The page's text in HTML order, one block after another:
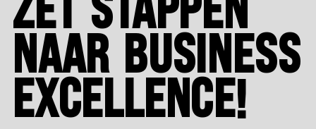
ZET STAPPEN
NAAR BUSINESS
EXCELLENCE!